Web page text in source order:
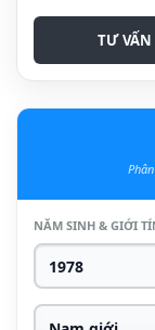
TƯ
NĂM SINH & GIỚI